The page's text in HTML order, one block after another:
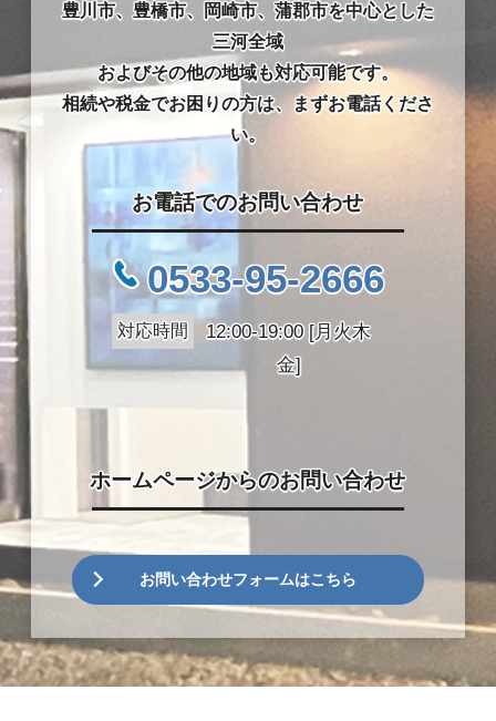
豊川市、豊橋市、岡崎市、蒲郡市を中心とした
三河全域
およびその他の地域も対応可能です。
相続や税金でお困りの方は、まずお電話くださ
い。
お電話でのお問い合わせ
0533-95-2666
対応時間
12:00-19:00 [月火木
金]
ホームページからのお問い合わせ
お問い合わせフォームはこちら